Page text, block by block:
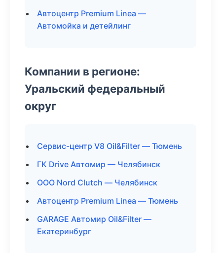
Автоцентр Premium Linea —
Автомойка и детейлинг
Компании в регионе:
Уральский федеральный
округ
Сервис-центр V8 Oil&Filter — Тюмень
ГК Drive Автомир — Челябинск
ООО Nord Clutch — Челябинск
Автоцентр Premium Linea — Тюмень
GARAGE Автомир Oil&Filter —
Екатеринбург